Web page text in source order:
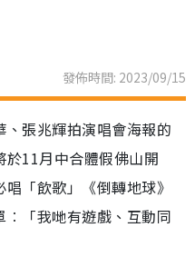
發佈時間: 2023/09/15
張兆輝拍演唱會海報的
11月中合體假佛山開
「飲歌」《倒轉地球》
「我哋有遊戲、互動同